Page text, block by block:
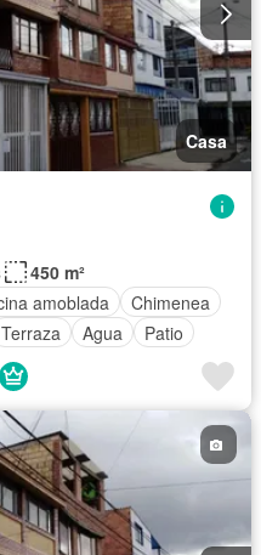
Casa
450 m²
amoblada
Chimenea
Terraza Agua Patio